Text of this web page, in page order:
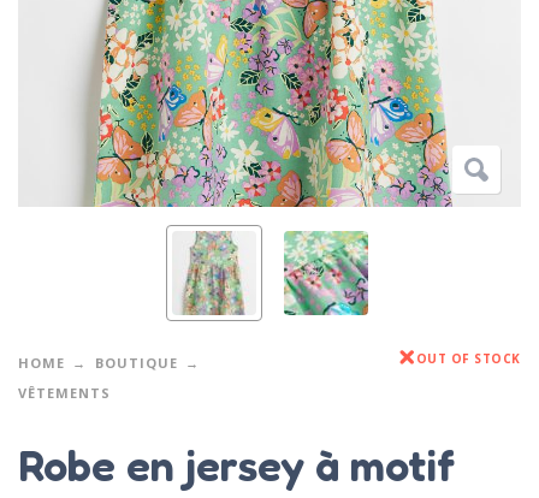
HOME
BOUTIQUE
VÊTEMENTS
OUT OF STOCK
Robe en jersey à motif